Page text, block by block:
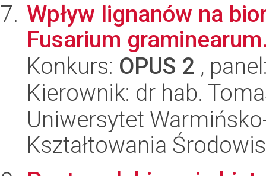
Wpływ lignanów na
Fusarium
Konkurs: OPUS 2 ,
Kierownik: dr hab.
Uniwersytet
Kształtowania